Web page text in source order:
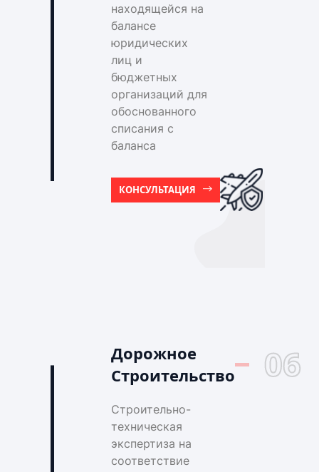
находящейся на
балансе
юридических
лиц и
бюджетных
организаций для
обоснованного
списания с
баланса
КОНСУЛЬТАЦИЯ
Дорожное
Строительство
06
Строительно-
техническая
экспертиза на
соответствие